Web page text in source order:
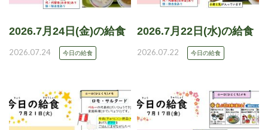
2026.7月24日(金)の給食
2026.07.24 今日の給食
2026.7月22日(水)の給食
2026.07.22 今日の給食